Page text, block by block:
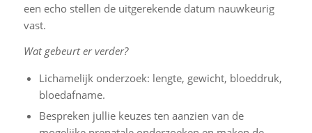
een echo stellen de uitgerekende datum nauwkeurig
vast.
Wat gebeurt er verder?
Lichamelijk onderzoek: lengte, gewicht, bloeddruk,
bloedafname.
Bespreken jullie keuzes ten aanzien van de